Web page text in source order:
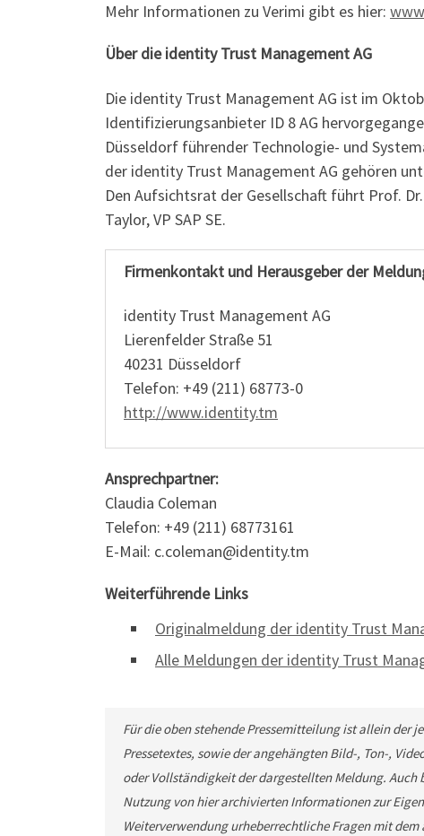
Mehr Informationen zu Verimi gibt es hier:
Über die identity Trust Management AG
Die identity Trust Management AG ist im
Identifizierungsanbieter ID 8 AG
Düsseldorf führender Technologie- und
der identity Trust Management AG gehören
Den Aufsichtsrat der Gesellschaft führt Prof.
Taylor, VP SAP SE.
Firmenkontakt und Herausgeber der
identity Trust Management AG
Lierenfelder Straße 51
40231 Düsseldorf
Telefon: +49 (211) 68773-0
http://www.identity.tm
Ansprechpartner:
Claudia Coleman
Telefon: +49 (211) 68773161
E-Mail: c.coleman@identity.tm
Weiterführende Links
Originalmeldung der identity Trust
Alle Meldungen der identity Trust
Für die oben stehende Pressemitteilung ist allein der
Pressetextes, sowie der angehängten Bild-, Ton-,
oder Vollständigkeit der dargestellten Meldung. Auch
Nutzung von hier archivierten Informationen zur
Weiterverwendung urheberrechtliche Fragen mit dem